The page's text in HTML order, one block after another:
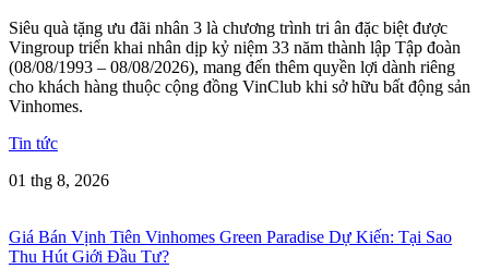
Siêu quà tặng ưu đãi nhân 3 là chương trình tri ân đặc biệt được
Vingroup triển khai nhân dịp kỷ niệm 33 năm thành lập Tập đoàn
(08/08/1993 – 08/08/2026), mang đến thêm quyền lợi dành riêng
cho khách hàng thuộc cộng đồng VinClub khi sở hữu bất động sản
Vinhomes.
Tin tức
01 thg 8, 2026
Giá Bán Vịnh Tiên Vinhomes Green Paradise Dự Kiến: Tại Sao
Thu Hút Giới Đầu Tư?